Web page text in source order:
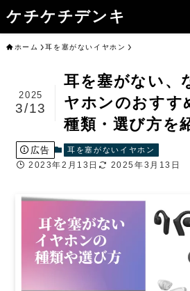
ケチケチデンキ
ホーム 耳を塞がないイヤホン
耳を塞がない、
ヤホンのおすす
種類・選び方を
2025
3/13
広告 耳を塞がないイヤホン
2023年2月13日 2025年3月13日